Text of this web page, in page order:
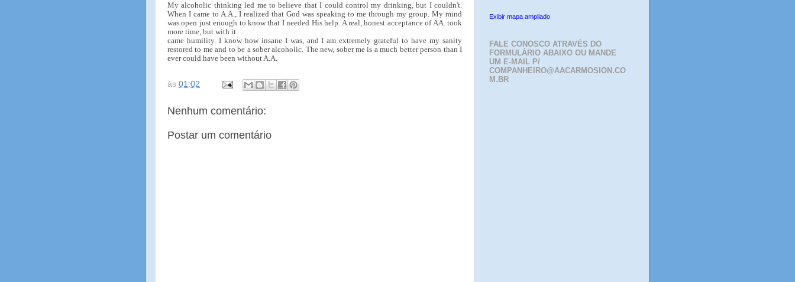
My alcoholic thinking led me to believe that I could control my drinking, but I couldn't.
When I came to A.A., I realized that God was speaking to me through my group. My mind
was open just enough to know that I needed His help. A real, honest acceptance of AA. took
more time, but with it
came humility. I know how insane I was, and I am extremely grateful to have my sanity
restored to me and to be a sober alcoholic. The new, sober me is a much better person than I
ever could have been without A.A.
às 01:02
Nenhum comentário:
Postar um comentário
Exibir mapa ampliado
FALE CONOSCO ATRAVÉS DO
FORMULÁRIO ABAIXO OU MANDE
UM E-MAIL P/
COMPANHEIRO@AACARMOSION.CO
M.BR